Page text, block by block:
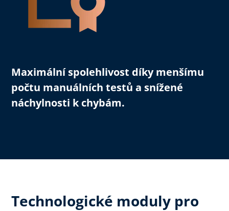
Maximální spolehlivost díky menšímu
počtu manuálních testů a snížené
náchylnosti k chybám.
Technologické moduly pro